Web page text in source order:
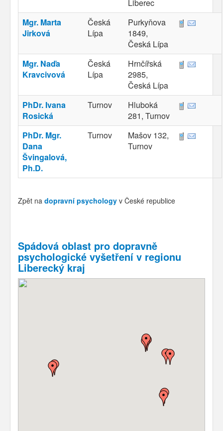
Liberec
Mgr. Marta
Jirková
Česká
Lípa
Purkyňova
1849,
Česká Lípa
Mgr. Naďa
Kravcivová
Česká
Lípa
Hrnčířská
2985,
Česká Lípa
PhDr. Ivana
Rosická
Turnov
Hluboká
281, Turnov
PhDr. Mgr.
Dana
Švingalová,
Ph.D.
Turnov
Mašov 132,
Turnov
Zpět na dopravní psychology v České republice
Spádová oblast pro dopravně
psychologické vyšetření v regionu
Liberecký kraj